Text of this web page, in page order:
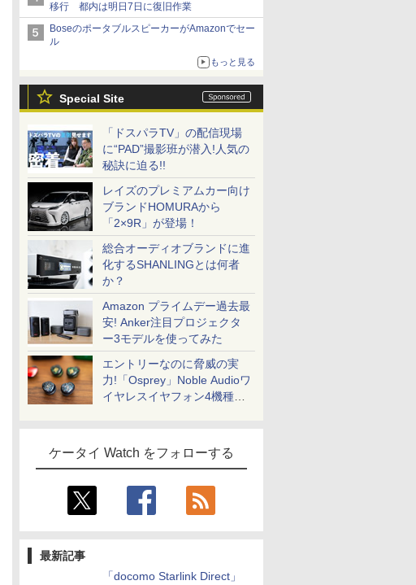
移行 都内は明日7日に復旧作業
BoseのポータブルスピーカーがAmazonでセー
ル
もっと見る
Special Site
「ドスパラTV」の配信現場
に“PAD”撮影班が潜入!人気の
秘訣に迫る!!
レイズのプレミアムカー向け
ブランドHOMURAから
「2×9R」が登場！
総合オーディオブランドに進
化するSHANLINGとは何者
か？
Amazon プライムデー過去最
安! Anker注目プロジェクタ
ー3モデルを使ってみた
エントリーなのに脅威の実
力!「Osprey」Noble Audioワ
イヤレスイヤフォン4機種を
ケータイ Watch をフォローする
最新記事
「docomo Starlink Direct」